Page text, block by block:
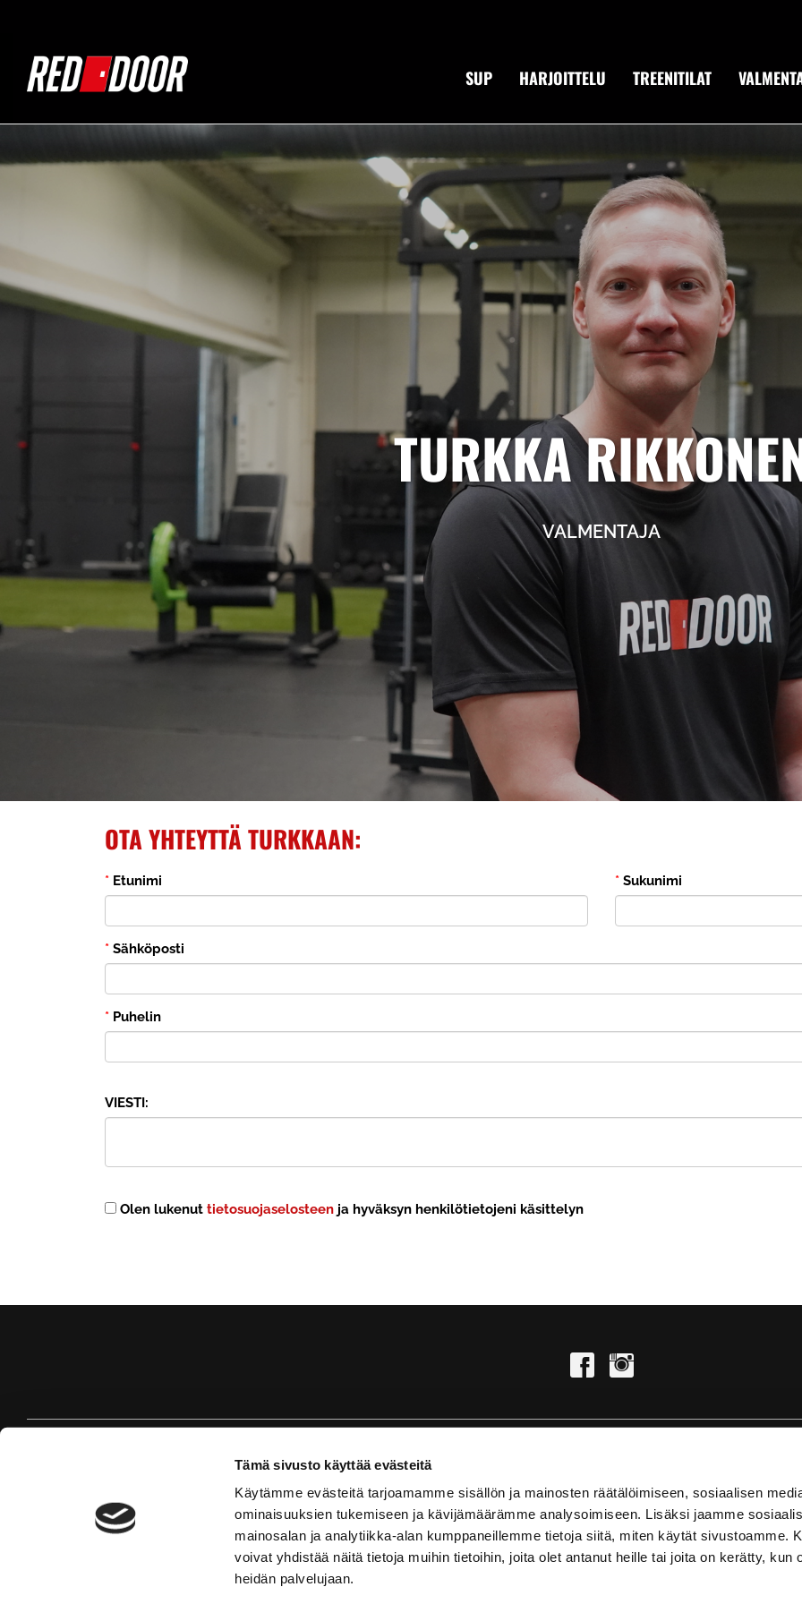
Tämä sivusto käyttää evästeitä
Käytämme evästeitä tarjoamamme sisällön ja mainosten räätälöimiseen, sosiaalisen
ominaisuuksien tukemiseen ja kävijämäärämme analysoimiseen. Lisäksi jaamme
mainosalan ja analytiikka-alan kumppaneillemme tietoja siitä, miten käytät sivustoamme.
voivat yhdistää näitä tietoja muihin tietoihin, joita olet antanut heille tai joita on kerätty, kun
heidän palvelujaan.
SUP HARJOITTELU TREENITILAT
TURKKA
VALMENTAJA
OTA YHTEYTTÄ TURKKAAN:
* Etunimi * Sukunimi
* Sähköposti
* Puhelin
VIESTI:
Olen lukenut tietosuojaselosteen ja hyväksyn henkilötietojeni käsittelyn
SUP-LAUTAVUOKRAAMO | KENNONNOKKA, 37100 NOKIA
UKK/FAQ